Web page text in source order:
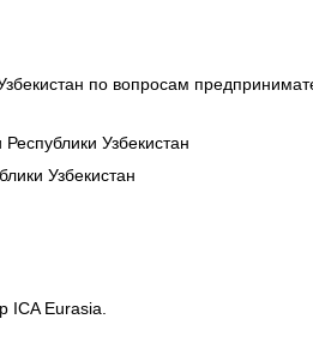
по вопросам
Узбекистан
Узбекистан
ICA Eurasia.